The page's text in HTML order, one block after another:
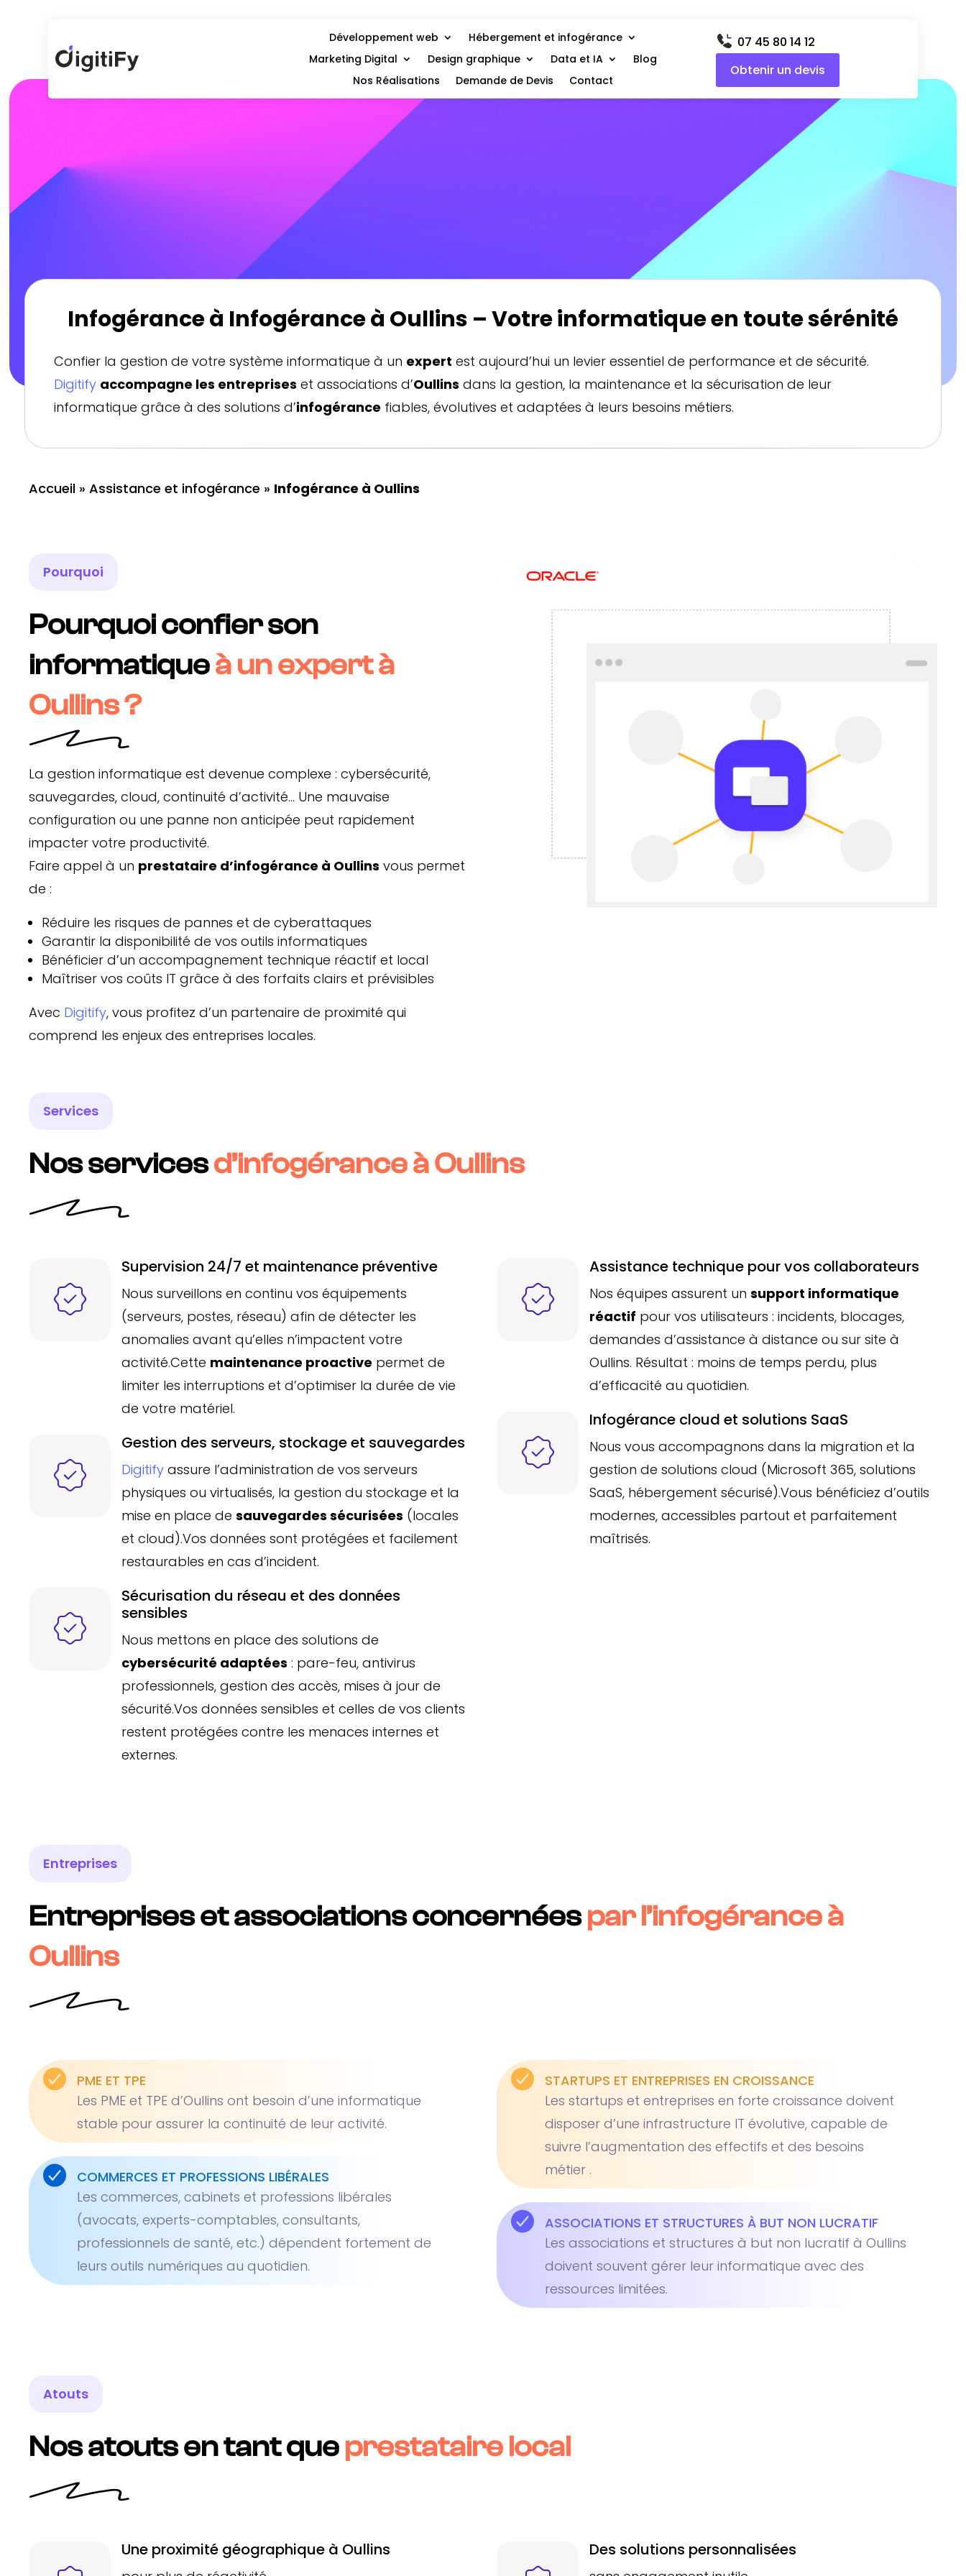
Développement web
Hébergement et infogérance
Marketing Digital
Design graphique Data et IA
Blog
Nos Réalisations
Demande de Devis Contact
07 45 80 14 12
Obtenir un devis
Infogérance à Infogérance à Oullins – Votre informatique en toute sérénité
Confier la gestion de votre système informatique à un expert est aujourd’hui un levier essentiel de performance et de sécurité.
Digitify accompagne les entreprises et associations d’Oullins dans la gestion, la maintenance et la sécurisation de leur
informatique grâce à des solutions d’infogérance fiables, évolutives et adaptées à leurs besoins métiers.
Accueil » Assistance et infogérance » Infogérance à Oullins
Pourquoi
Pourquoi confier son
informatiqueà un expert à
Oullins ?
La gestion informatique est devenue complexe : cybersécurité,
sauvegardes, cloud, continuité d’activité… Une mauvaise
configuration ou une panne non anticipée peut rapidement
impacter votre productivité.
Faire appel à un prestataire d’infogérance à Oullins vous permet
de :
Réduire les risques de pannes et de cyberattaques
Garantir la disponibilité de vos outils informatiques
Bénéficier d’un accompagnement technique réactif et local
Maîtriser vos coûts IT grâce à des forfaits clairs et prévisibles
Avec Digitify, vous profitez d’un partenaire de proximité qui
comprend les enjeux des entreprises locales.
Services
Nos servicesd’infogérance à Oullins
Supervision 24/7 et maintenance préventive
Nous surveillons en continu vos équipements
(serveurs, postes, réseau) afin de détecter les
anomalies avant qu’elles n’impactent votre
activité.Cette maintenance proactive permet de
limiter les interruptions et d’optimiser la durée de vie
de votre matériel.
Gestion des serveurs, stockage et sauvegardes
Digitify assure l’administration de vos serveurs
physiques ou virtualisés, la gestion du stockage et la
mise en place desauvegardes sécurisées (locales
et cloud).Vos données sont protégées et facilement
restaurables en cas d’incident.
Sécurisation du réseau et des données
sensibles
Nous mettons en place des solutions de
cybersécurité adaptées : pare-feu, antivirus
professionnels, gestion des accès, mises à jour de
sécurité.Vos données sensibles et celles de vos clients
restent protégées contre les menaces internes et
externes.
Assistance technique pour vos collaborateurs
Nos équipes assurent un support informatique
réactif pour vos utilisateurs : incidents, blocages,
demandes d’assistance à distance ou sur site à
Oullins. Résultat : moins de temps perdu, plus
d’efficacité au quotidien.
Infogérance cloud et solutions SaaS
Nous vous accompagnons dans la migration et la
gestion de solutions cloud (Microsoft 365, solutions
SaaS, hébergement sécurisé).Vous bénéficiez d’outils
modernes, accessibles partout et parfaitement
maîtrisés.
Entreprises
Entreprises et associations concernéespar l’infogérance à
Oullins
PME ET TPE
Les PME et TPE d’Oullins ont besoin d’une informatique
stable pour assurer la continuité de leur activité.
COMMERCES ET PROFESSIONS LIBÉRALES
Les commerces, cabinets et professions libérales
(avocats, experts-comptables, consultants,
professionnels de santé, etc.) dépendent fortement de
leurs outils numériques au quotidien.
STARTUPS ET ENTREPRISES EN CROISSANCE
Les startups et entreprises en forte croissance doivent
disposer d’une infrastructure IT évolutive, capable de
suivre l’augmentation des effectifs et des besoins
métier .
ASSOCIATIONS ET STRUCTURES À BUT NON LUCRATIF
Les associations et structures à but non lucratif à Oullins
doivent souvent gérer leur informatique avec des
ressources limitées.
Atouts
Nos atouts en tant queprestataire local
Une proximité géographique à Oullins Des solutions personnalisées